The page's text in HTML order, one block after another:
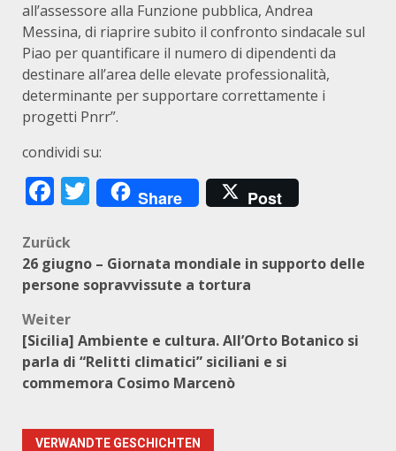
all’assessore alla Funzione pubblica, Andrea
Messina, di riaprire subito il confronto sindacale sul
Piao per quantificare il numero di dipendenti da
destinare all’area delle elevate professionalità,
determinante per supportare correttamente i
progetti Pnrr”.
condividi su:
Facebook
Twitter
Share Post
Beitragsnavigation
Zurück
26 giugno – Giornata mondiale in supporto delle
persone sopravvissute a tortura
Weiter
[Sicilia] Ambiente e cultura. All’Orto Botanico si
parla di “Relitti climatici” siciliani e si
commemora Cosimo Marcenò
VERWANDTE GESCHICHTEN